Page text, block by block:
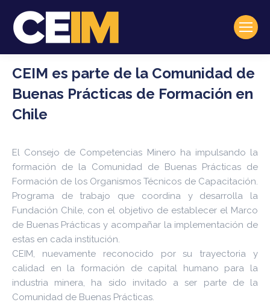
CEIM es parte de la Comunidad de
Buenas Prácticas de Formación en
Chile
El Consejo de Competencias Minero ha impulsando la
formación de la Comunidad de Buenas Prácticas de
Formación de los Organismos Técnicos de Capacitación.
Programa de trabajo que coordina y desarrolla la
Fundación Chile, con el objetivo de establecer el Marco
de Buenas Prácticas y acompañar la implementación de
estas en cada institución.
CEIM, nuevamente reconocido por su trayectoria y
calidad en la formación de capital humano para la
industria minera, ha sido invitado a ser parte de la
Comunidad de Buenas Prácticas.